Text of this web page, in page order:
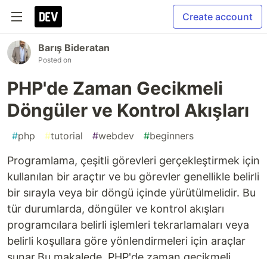
Create account
Barış Bideratan
Posted on
PHP'de Zaman Gecikmeli
Döngüler ve Kontrol Akışları
#php #tutorial #webdev #beginners
Programlama, çeşitli görevleri gerçekleştirmek için
kullanılan bir araçtır ve bu görevler genellikle belirli
bir sırayla veya bir döngü içinde yürütülmelidir. Bu
tür durumlarda, döngüler ve kontrol akışları
programcılara belirli işlemleri tekrarlamaları veya
belirli koşullara göre yönlendirmeleri için araçlar